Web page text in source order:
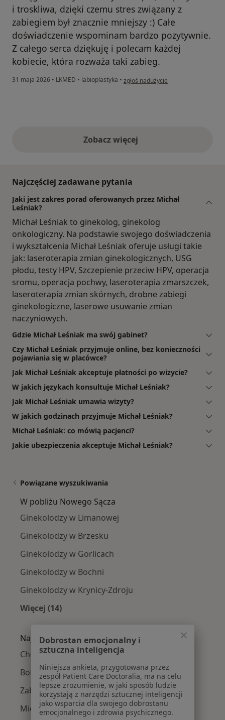
i troskliwa, dzięki czemu stres związany z
zabiegiem był znacznie mniejszy :) Całe
doświadczenie wspominam bardzo pozytywnie.
Z całego serca dziękuję i polecam każdej
kobiecie, która rozważa taki zabieg.
31 maja 2026 • LKMED • labioplastyka • w opinii użytkownika Nikola
zgłoś nadużycie
Zobacz więcejopinie powyżej
Najczęściej zadawane pytania
Jaki jest zakres porad oferowanych przez Michał
Leśniak?
Michał Leśniak to ginekolog, ginekolog
onkologiczny. Na podstawie swojego doświadczenia
i wykształcenia Michał Leśniak oferuje usługi takie
jak: laseroterapia zmian ginekologicznych, USG
płodu, testy HPV, Szczepienie przeciw HPV, operacja
sromu, operacja pochwy, laseroterapia zmarszczek,
laseroterapia zmian skórnych, drobne zabiegi
ginekologiczne, laserowe usuwanie zmian
naczyniowych.
Gdzie Michał Leśniak ma swój gabinet?
Czy Michał Leśniak przyjmuje online, bez konieczności
pojawiania się w placówce?
Jak Michał Leśniak akceptuje płatności po wizycie?
W jakich językach konsultuje Michał Leśniak?
Jak Michał Leśniak umawia wizyty?
W jakich godzinach przyjmuje Michał Leśniak?
Michał Leśniak: co mówią pacjenci?
Jakie ubezpieczenia akceptuje Michał Leśniak?
Powiązane wyszukiwania
W pobliżu Nowego Sącza
Ginekolodzy w Limanowej
Ginekolodzy w Brzesku
Ginekolodzy w Gorlicach
Ginekolodzy w Bochni
Ginekolodzy w Krynicy-Zdroju
Więcej (14)
Najczęście leczone choroby
Choroby ginekologiczne w Nowym Sączu
Bolesne miesiączkowanie w Nowym Sączu
Zaburzenia miesiączkowania w Nowym Sączu
Mięśniaki macicy w Nowym Sączu
Dobrostan emocjonalny i
sztuczna inteligencja
Niniejsza ankieta, przygotowana przez
zespół Patient Care Doctoralia, ma na celu
lepsze zrozumienie, w jaki sposób ludzie
korzystają z narzędzi sztucznej inteligencji
jako wsparcia dla swojego dobrostanu
emocjonalnego i zdrowia psychicznego.